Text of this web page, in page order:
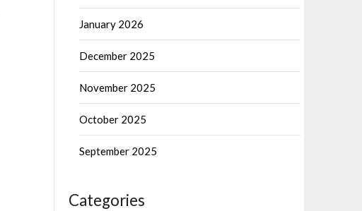
January 2026
December 2025
November 2025
October 2025
September 2025
Categories